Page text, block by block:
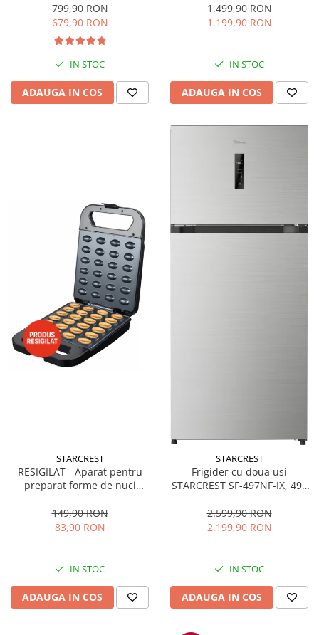
interioara, H 84 cm, Negru
799,90 RON
679,90 RON
IN STOC
ADAUGA IN COS
Iluminare LED, Termostat
Reglabil, H 147 cm, Negru
1.499,90 RON
1.199,90 RON
IN STOC
ADAUGA IN COS
STARCREST
RESIGILAT - Aparat pentru
preparat forme de nuci
forme, 1400W, Indicator
luminos, Placi antiaderente,
149,90 RON
83,90 RON
IN STOC
ADAUGA IN COS
STARCREST
Frigider cu doua usi
STARCREST SF-497NF-IX, 497
Inverter, Clasa E, Display,
Functie super racire, Blocare
2.599,90 RON
2.199,90 RON
IN STOC
ADAUGA IN COS